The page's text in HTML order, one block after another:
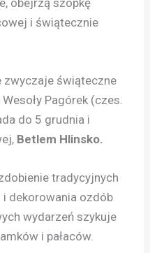
i świątecznie
zwyczaje świąteczne
Pagórek (czes.
do 5 grudnia i
Betlem Hlinsko.
tradycyjnych
i dekorowania ozdób
wydarzeń szykuje
i pałaców.